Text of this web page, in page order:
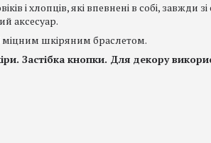
і хлопців, які впевнені в собі, завжди
аксесуар.
шкіряним браслетом.
Застібка кнопки. Для декору